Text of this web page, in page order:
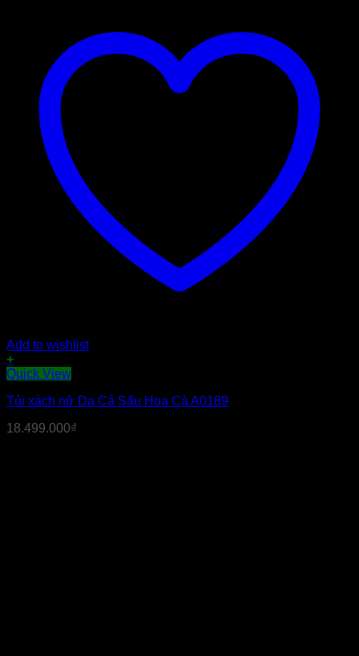
Add to wishlist
+
Quick View
Túi xách nữ Da Cá Sấu Hoa Cà A0189
18.499.000₫